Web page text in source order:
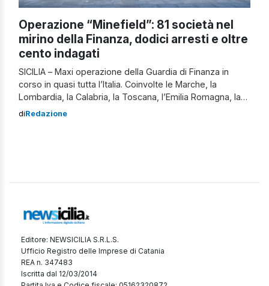
Operazione “Minefield”: 81 società nel
mirino della Finanza, dodici arresti e oltre
cento indagati
SICILIA – Maxi operazione della Guardia di Finanza in
corso in quasi tutta l’Italia. Coinvolte le Marche, la
Lombardia, la Calabria, la Toscana, l’Emilia Romagna, la
Campania, la Sicilia, il Lazio e il Veneto. Operazione
diRedazione
Editore: NEWSICILIA S.R.L.S.
Ufficio Registro delle Imprese di Catania
REA n. 347483
Iscritta dal 12/03/2014